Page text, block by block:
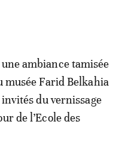
ambiance tamisée
musée Farid Belkahia
du vernissage
de l’Ecole des